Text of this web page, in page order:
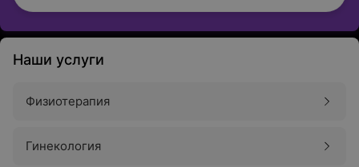
Наши услуги
Физиотерапия
Гинекология